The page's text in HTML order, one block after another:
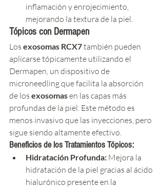
inflamación y enrojecimiento,
mejorando la textura de la piel.
Tópicos con Dermapen
Los exosomas RCX7 también pueden
aplicarse tópicamente utilizando el
Dermapen, un dispositivo de
microneedling que facilita la absorción
de los exosomas en las capas más
profundas de la piel. Este método es
menos invasivo que las inyecciones, pero
sigue siendo altamente efectivo.
Beneficios de los Tratamientos Tópicos:
Hidratación Profunda: Mejora la
hidratación de la piel gracias al ácido
hialurónico presente en la